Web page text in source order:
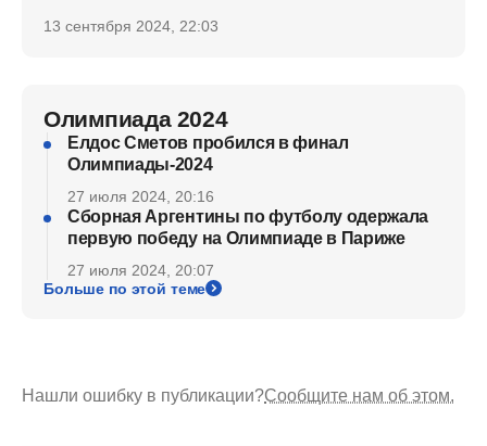
13 сентября 2024, 22:03
Олимпиада 2024
Елдос Сметов пробился в финал
Олимпиады-2024
27 июля 2024, 20:16
Сборная Аргентины по футболу одержала
первую победу на Олимпиаде в Париже
27 июля 2024, 20:07
Больше по этой теме
Нашли ошибку в публикации?Сообщите нам об этом.